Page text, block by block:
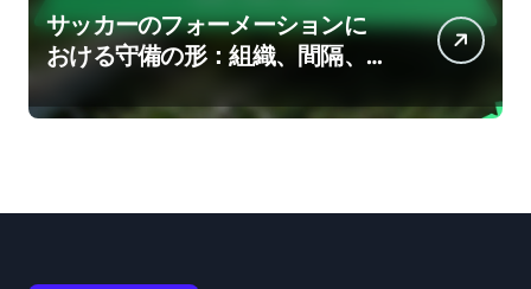
サッカーのフォーメーションに
おける守備の形：組織、間隔、